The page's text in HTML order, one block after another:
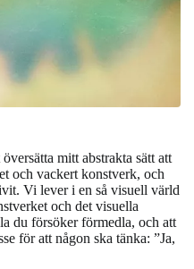
mitt abstrakta sätt att
och vackert konstverk, och
Vi lever i en så visuell värld
och det visuella
du försöker förmedla, och att
för att någon ska tänka: ”Ja,